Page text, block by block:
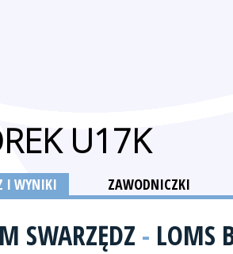
U17K
I WYNIKI ZAWODNICZKI
SWARZĘDZ - LOMS